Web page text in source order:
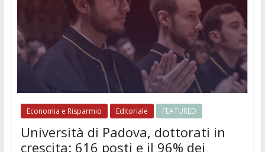
Economia e Risparmio Editoriale FEATURED
Università di Padova, dottorati in
crescita: 616 posti e il 96% dei